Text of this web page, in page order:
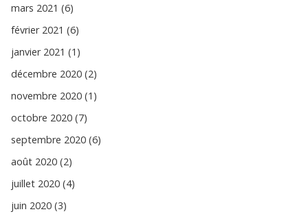
mars 2021 (6)
février 2021 (6)
janvier 2021 (1)
décembre 2020 (2)
novembre 2020 (1)
octobre 2020 (7)
septembre 2020 (6)
août 2020 (2)
juillet 2020 (4)
juin 2020 (3)